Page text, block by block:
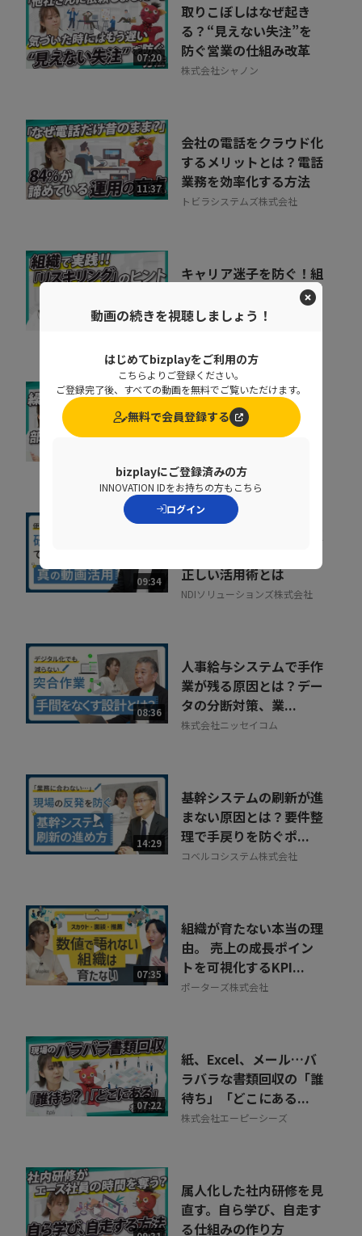
07:20
取りこぼしはなぜ起き
る？“見えない失注”を
防ぐ営業の仕組み改革
株式会社シャノン
11:37
会社の電話をクラウド化
するメリットとは？電話
業務を効率化する方法
トビラシステムズ株式会社
07:07
キャリア迷子を防ぐ！組
織をあげた「リスキリン
グ」のヒントとは
なぜ部下は同じことを聞
くのか？質問対応の時間
をゼロにする方法
09:34
正しい活用術とは
NDIソリューションズ株式会社
08:36
人事給与システムで手作
業が残る原因とは？デー
タの分断対策、業...
株式会社ニッセイコム
14:29
基幹システムの刷新が進
まない原因とは？要件整
理で手戻りを防ぐポ...
コベルコシステム株式会社
07:35
組織が育たない本当の理
由。 売上の成長ポイン
トを可視化するKPI...
ポーターズ株式会社
07:22
紙、Excel、メール…バ
ラバラな書類回収の「誰
待ち」「どこにある...
株式会社エーピーシーズ
属人化した社内研修を見
直す。自ら学び、自走す
る仕組みの作り方
動画の続きを視聴しましょう！
はじめてbizplayをご利用の方
こちらよりご登録ください。
ご登録完了後、すべての動画を無料でご覧いただけます。
無料で会員登録する
bizplayにご登録済みの方
INNOVATION IDをお持ちの方もこちら
ログイン